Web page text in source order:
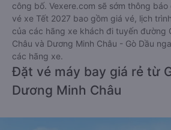
công bố. Vexere.com sẽ sớm thông
vé xe Tết 2027 bao gồm giá vé, lịch
của các hãng xe khách đi tuyến đường
Châu và Dương Minh Châu - Gò Dầu
các hãng xe.
Đặt vé máy bay giá rẻ từ
Dương Minh Châu